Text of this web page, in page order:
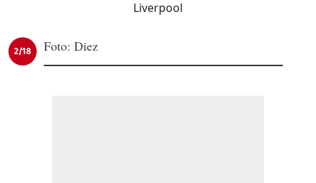
2/18 Foto: Diez